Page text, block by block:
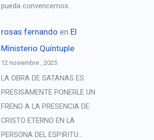
pueda convencernos.
rosas fernando en El
Ministerio Quíntuple
12 noviembre , 2025
LA OBRA DE SATANAS ES
PRESISAMENTE PONERLE UN
FRENO A LA PRESENCIA DE
CRISTO ETERNO EN LA
PERSONA DEL ESPIRITU…